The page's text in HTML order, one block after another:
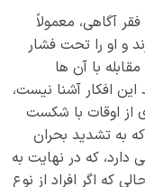
مقابله با
ما و گاهی
نشسته است؟
به ما کمک
آگاهی، معمولاً
و او را تحت فشار
با آن ها
این افکار آشنا نیست،
از اوقات با شکست
به تشدید بحران
که در نهایت به
که اگر افراد از نوع